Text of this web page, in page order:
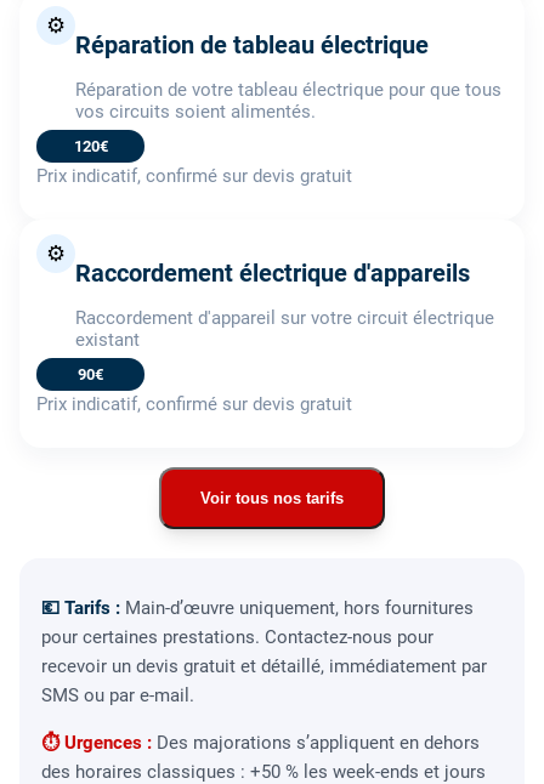
⚙️
Réparation de tableau électrique
Réparation de votre tableau électrique pour que tous
vos circuits soient alimentés.
120€
Prix indicatif, confirmé sur devis gratuit
⚙️
Raccordement électrique d'appareils
Raccordement d'appareil sur votre circuit électrique
existant
90€
Prix indicatif, confirmé sur devis gratuit
Voir tous nos tarifs
💶 Tarifs : Main-d’œuvre uniquement, hors fournitures
pour certaines prestations. Contactez-nous pour
recevoir un devis gratuit et détaillé, immédiatement par
SMS ou par e-mail.
⏱ Urgences : Des majorations s’appliquent en dehors
des horaires classiques : +50 % les week-ends et jours